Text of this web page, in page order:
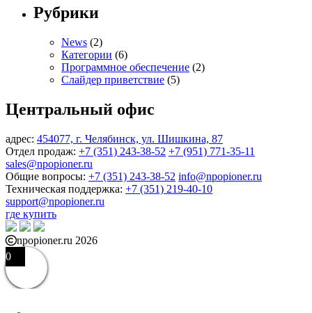
Рубрики
News (2)
Категории (6)
Программное обеспечение (2)
Слайдер приветствие (5)
Центральный офис
адрес: 454077, г. Челябинск, ул. Шишкина, 87
Отдел продаж: +7 (351) 243-38-52 +7 (951) 771-35-11
sales@npopioner.ru
Общие вопросы: +7 (351) 243-38-52 info@npopioner.ru
Техническая поддержка: +7 (351) 219-40-10
support@npopioner.ru
где купить
npopioner.ru 2026
0